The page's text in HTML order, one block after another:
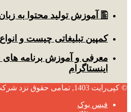
🖺 آموزش تولید محتوا به
کمپین تبلیغاتی چیست و
معرفی و آموزش برنامه های
اینستاگرام
© کپی‌رایت 1403, تمامی حقوق نزد شرکت
فیس بوک